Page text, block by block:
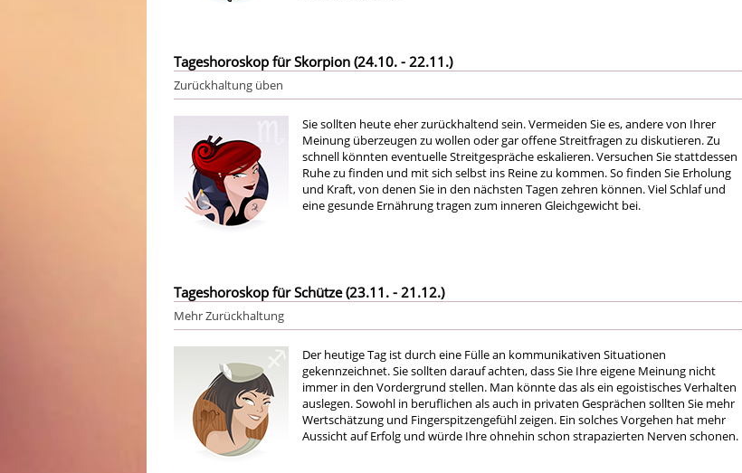
Tageshoroskop für Skorpion (24.10. - 22.11.)
Zurückhaltung üben
Sie sollten heute eher zurückhaltend sein. Vermeiden Sie es, andere von Ihrer
Meinung überzeugen zu wollen oder gar offene Streitfragen zu diskutieren. Zu
schnell könnten eventuelle Streitgespräche eskalieren. Versuchen Sie stattdessen
Ruhe zu finden und mit sich selbst ins Reine zu kommen. So finden Sie Erholung
und Kraft, von denen Sie in den nächsten Tagen zehren können. Viel Schlaf und
eine gesunde Ernährung tragen zum inneren Gleichgewicht bei.
Tageshoroskop für Schütze (23.11. - 21.12.)
Mehr Zurückhaltung
Der heutige Tag ist durch eine Fülle an kommunikativen Situationen
gekennzeichnet. Sie sollten darauf achten, dass Sie Ihre eigene Meinung nicht
immer in den Vordergrund stellen. Man könnte das als ein egoistisches Verhalten
auslegen. Sowohl in beruflichen als auch in privaten Gesprächen sollten Sie mehr
Wertschätzung und Fingerspitzengefühl zeigen. Ein solches Vorgehen hat mehr
Aussicht auf Erfolg und würde Ihre ohnehin schon strapazierten Nerven schonen.